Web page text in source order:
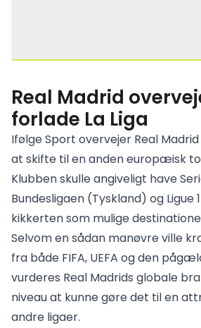
Real Madrid
forlade La Liga
Ifølge Sport overvejer Real
at skifte til en anden europæisk
Klubben skulle angiveligt have
Bundesligaen (Tyskland) og Ligue
kikkerten som mulige
Selvom en sådan manøvre ville
fra både FIFA, UEFA og den
vurderes Real Madrids globale
niveau at kunne gøre det til en
andre ligaer.